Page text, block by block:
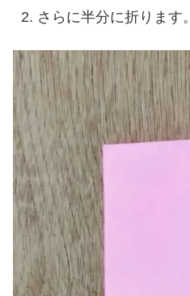
さらに半分に折ります。